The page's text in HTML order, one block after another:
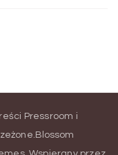
Pressroom i
Blossom